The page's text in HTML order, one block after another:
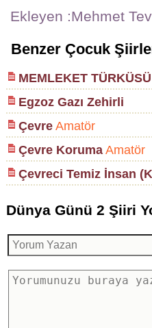
Ekleyen :Mehmet
Benzer Çocuk
MEMLEKET TÜRKÜSÜ
Egzoz Gazı Zehirli
ÇevreAmatör
Çevre KorumaAmatör
Çevreci Temiz İnsan
Dünya Günü 2 Şiiri